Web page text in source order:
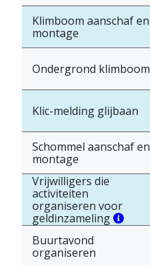
Klimboom aanschaf en
montage
Ondergrond klimboom
Klic-melding glijbaan
Schommel aanschaf en
montage
Vrijwilligers die
activiteiten
organiseren voor
geldinzameling
Buurtavond
organiseren